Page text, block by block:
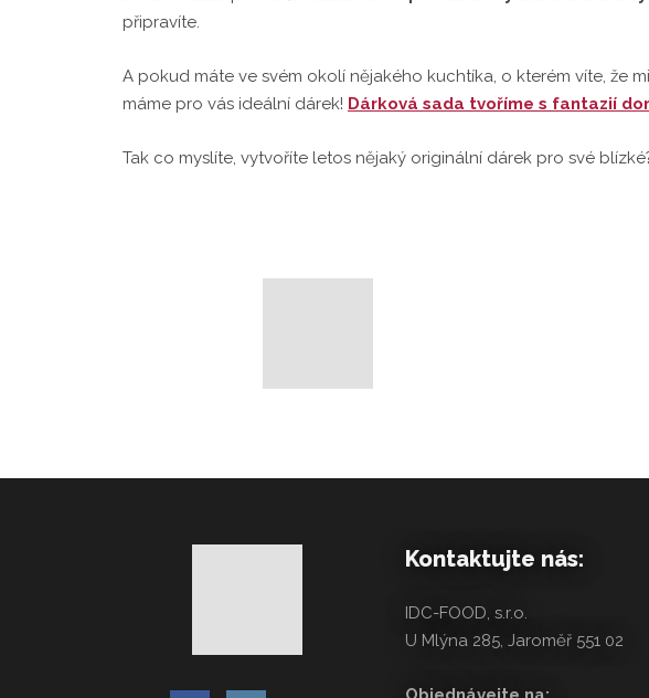
připravíte.
A pokud máte ve svém okolí nějakého kuchtíka, o kterém víte, že
máme pro vás ideální dárek! Dárková sada tvoříme s fantazií
Tak co myslíte, vytvoříte letos nějaký originální dárek pro své
Kontaktujte nás:
IDC-FOOD, s.r.o.
U Mlýna 285, Jaroměř 551 02